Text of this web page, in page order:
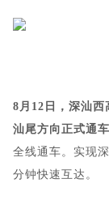
8月12日，深汕西
汕尾方向正式通车
全线通车。实现
分钟快速互达。